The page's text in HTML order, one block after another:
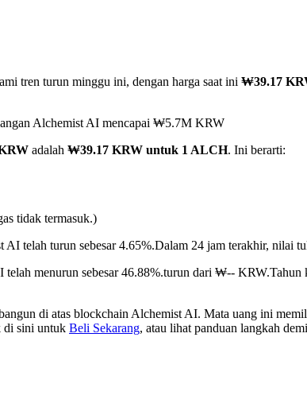
tren turun minggu ini, dengan harga saat ini ₩39.17
Alchemist AI mencapai ₩5.7M KRW
adalah ₩39.17 KRW untuk 1 ALCH. Ini berarti:
tidak termasuk.)
AI telah turun sebesar 4.65%.Dalam 24 jam terakhir, nilai
menurun sebesar 46.88%.turun dari ₩-- KRW.Tahun
di atas blockchain Alchemist AI. Mata uang ini
di sini untuk Beli Sekarang, atau lihat panduan langkah